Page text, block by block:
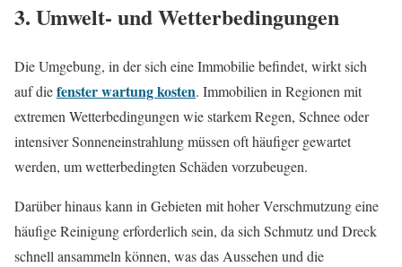
3. Umwelt- und Wetterbedingungen
Die Umgebung, in der sich eine Immobilie befindet, wirkt sich
auf diefenster wartung kosten. Immobilien in Regionen mit
extremen Wetterbedingungen wie starkem Regen, Schnee oder
intensiver Sonneneinstrahlung müssen oft häufiger gewartet
werden, um wetterbedingten Schäden vorzubeugen.
Darüber hinaus kann in Gebieten mit hoher Verschmutzung eine
häufige Reinigung erforderlich sein, da sich Schmutz und Dreck
schnell ansammeln können, was das Aussehen und die